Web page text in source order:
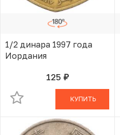
1/2 динара 1997 года
Иордания
125 руб.В КОРЗИНЕ
КУПИТЬ